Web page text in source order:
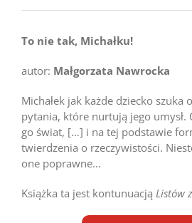
To nie tak, Michałku!
autor: Małgorzata Nawrocka
Michałek jak każde dziecko szuka
pytania, które nurtują jego umysł.
go świat, […] i na tej podstawie
twierdzenia o rzeczywistości.
one poprawne…
Książka ta jest kontunuacją Listów